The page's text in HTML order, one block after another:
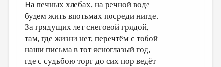
НОВОСТИ
ПРАВИЛА САЙТА
ИЗБРАННОЕ
На печных хлебах, на речной воде
будем жить впотьмах посреди нигде.
За грядущих лет снеговой грядой,
там, где жизни нет, перечтём с тобой
наши письма в тот ясноглазый год,
где с судьбою торг до сих пор ведёт